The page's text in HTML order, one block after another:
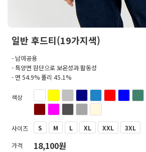
일반 후드티(19가지색)
- 남여공용
- 특양면 원단으로 보온성과 활동성
- 면 54.9% 폴리 45.1%
색상
사이즈 S M L XL XXL 3XL
가격 18,100원